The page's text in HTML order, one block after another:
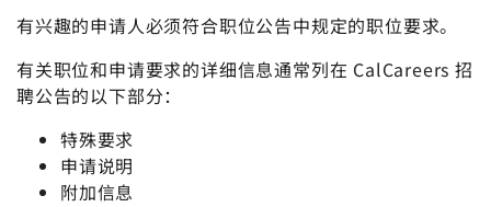
有兴趣的申请人必须符合职位公告中规定的职位要求。
有关职位和申请要求的详细信息通常列在 CalCareers 招
聘公告的以下部分：
特殊要求
申请说明
附加信息